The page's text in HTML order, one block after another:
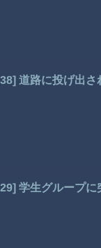
道路に投げ出
学生グループ